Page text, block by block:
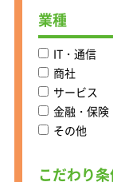
業種
IT・通信
商社
サービス
金融・保険
その他
こだわり